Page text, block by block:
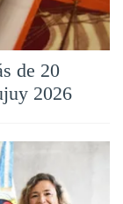
de 20
2026